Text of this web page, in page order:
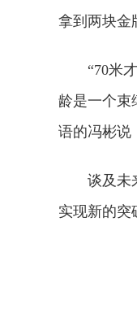
拿到两块金
“70米
龄是一个束
语的冯彬说
谈及未
实现新的突